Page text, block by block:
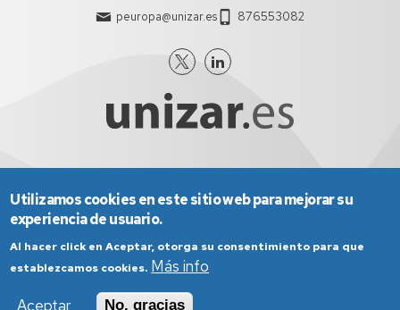
peuropa@unizar.es 876553082
Aviso Legal
Condiciones generales de uso
Política de Privacidad
Política de Accesibilidad
Utilizamos cookies en este sitio web para mejorar su
experiencia de usuario.
Al hacer click en Aceptar, otorga su consentimiento para que
establezcamos cookies. Más info
Aceptar
No, gracias